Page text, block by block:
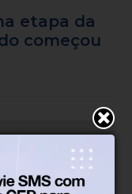
etapa da
começou